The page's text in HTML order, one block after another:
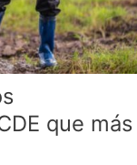
que más